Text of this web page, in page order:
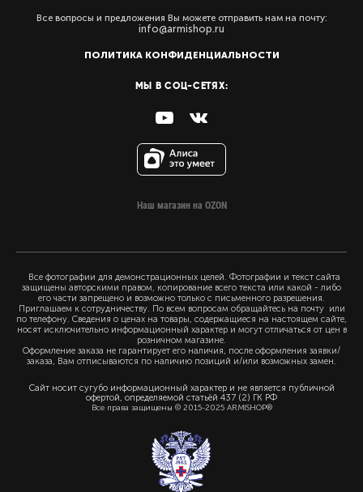
Все вопросы и предложения Вы можете отправить нам на почту:
info@armishop.ru
ПОЛИТИКА КОНФИДЕНЦИАЛЬНОСТИ
МЫ В СОЦ-СЕТЯХ:
Наш магазин на OZON
Все фотографии для демонстрационных целей. Фотографии и текст сайта
защищены авторскими правом, копирование всего текста или какой - либо
его части запрещено и возможно только с письменного разрешения.
Приглашаем к сотрудничеству. По всем вопросам обращайтесь на почту или
по телефону. Сведения о ценах на товары, содержащиеся на настоящем сайте,
носят исключительно информационный характер и могут отличаться от цен в
розничном магазине.
Оформление заказа не гарантирует его наличия, после оформления заявки/
заказа, Вам отписываются по наличию позиций и/или возможных замен.
Сайт носит сугубо информационный характер и не является публичной
офертой, определяемой статьёй 437 (2) ГК РФ
Все права защищены © 2015-2025 ARMISHOP®